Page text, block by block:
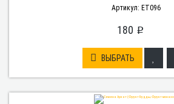
Артикул: ET096
180 p
ВЫБРАТЬ